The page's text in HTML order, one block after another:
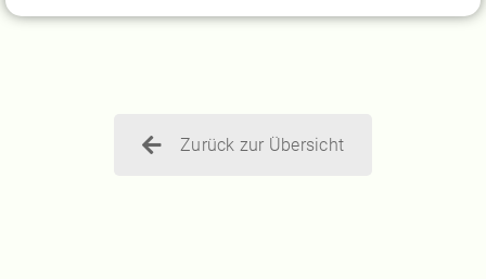
Zurück zur Übersicht